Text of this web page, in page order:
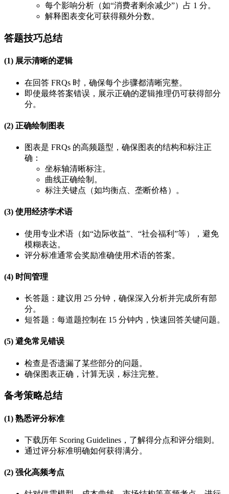
每个影响分析（如“消费者剩余减少”）占 1 分。
解释图表变化可获得额外分数。
答题技巧总结
(1) 展示清晰的逻辑
在回答 FRQs 时，确保每个步骤都清晰完整。
即使最终答案错误，展示正确的逻辑推理仍可获得部分
分。
(2) 正确绘制图表
图表是 FRQs 的高频题型，确保图表的结构和标注正
确：
坐标轴清晰标注。
曲线正确绘制。
标注关键点（如均衡点、垄断价格）。
(3) 使用经济学术语
使用专业术语（如“边际收益”、“社会福利”等），避免
模糊表达。
评分标准通常会奖励准确使用术语的答案。
(4) 时间管理
长答题：建议用 25 分钟，确保深入分析并完成所有部
分。
短答题：每道题控制在 15 分钟内，快速回答关键问题。
(5) 避免常见错误
检查是否遗漏了某些部分的问题。
确保图表正确，计算无误，标注完整。
备考策略总结
(1) 熟悉评分标准
下载历年 Scoring Guidelines，了解得分点和评分细则。
通过评分标准明确如何获得满分。
(2) 强化高频考点